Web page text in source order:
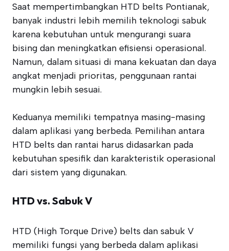
Saat mempertimbangkan HTD belts Pontianak,
banyak industri lebih memilih teknologi sabuk
karena kebutuhan untuk mengurangi suara
bising dan meningkatkan efisiensi operasional.
Namun, dalam situasi di mana kekuatan dan daya
angkat menjadi prioritas, penggunaan rantai
mungkin lebih sesuai.
Keduanya memiliki tempatnya masing-masing
dalam aplikasi yang berbeda. Pemilihan antara
HTD belts dan rantai harus didasarkan pada
kebutuhan spesifik dan karakteristik operasional
dari sistem yang digunakan.
HTD vs. Sabuk V
HTD (High Torque Drive) belts dan sabuk V
memiliki fungsi yang berbeda dalam aplikasi